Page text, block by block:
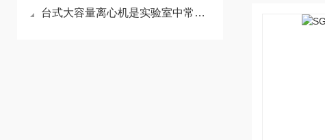
台式大容量离心机是实验室中常见的分离设备